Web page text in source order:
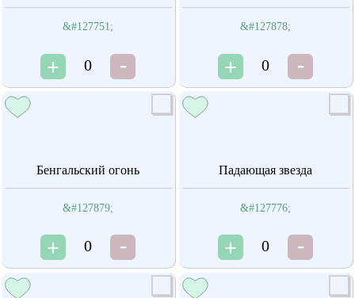
&#127751;
0
&#127878;
0
Бенгальский огонь
&#127879;
0
Падающая звезда
&#127776;
0